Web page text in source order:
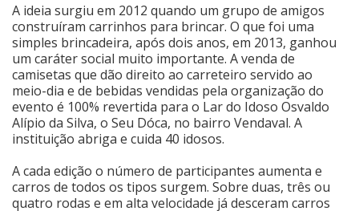
Agenda Cultural
Anuncie
Fale Conosco
A ideia surgiu em 2012 quando um grupo de amigos
construíram carrinhos para brincar. O que foi uma
simples brincadeira, após dois anos, em 2013, ganhou
um caráter social muito importante. A venda de
camisetas que dão direito ao carreteiro servido ao
meio-dia e de bebidas vendidas pela organização do
evento é 100% revertida para o Lar do Idoso Osvaldo
Alípio da Silva, o Seu Dóca, no bairro Vendaval. A
instituição abriga e cuida 40 idosos.
A cada edição o número de participantes aumenta e
carros de todos os tipos surgem. Sobre duas, três ou
quatro rodas e em alta velocidade já desceram carros